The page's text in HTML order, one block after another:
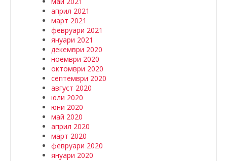
април 2021
март 2021
февруари 2021
януари 2021
декември 2020
ноември 2020
октомври 2020
септември 2020
август 2020
юли 2020
юни 2020
май 2020
април 2020
март 2020
февруари 2020
януари 2020